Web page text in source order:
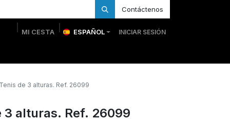
Contáctenos
MI CESTA ESPAÑOL INICIAR SESIÓN
de 3 alturas. Ref. 26099
3 alturas. Ref. 26099